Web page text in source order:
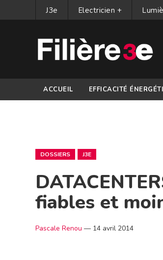
J3e Electricien +
ACCUEIL EFFICACITÉ
DOSSIERS J3E
fiables et
Pascale Renou — 14 avril 2014